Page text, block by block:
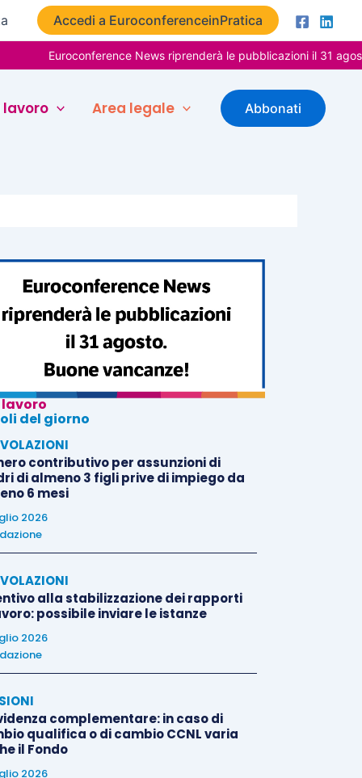
Accedi a EuroconferenceinPratica
Euroconference News riprenderà le pubblicazioni il 31 agosto.
lavoro Area legale Abbonati
lavoro
del giorno
contributivo per assunzioni di
di almeno 3 figli prive di impiego da
6 mesi
2026
alla stabilizzazione dei rapporti
possibile inviare le istanze
2026
complementare: in caso di
qualifica o di cambio CCNL varia
il Fondo
2026